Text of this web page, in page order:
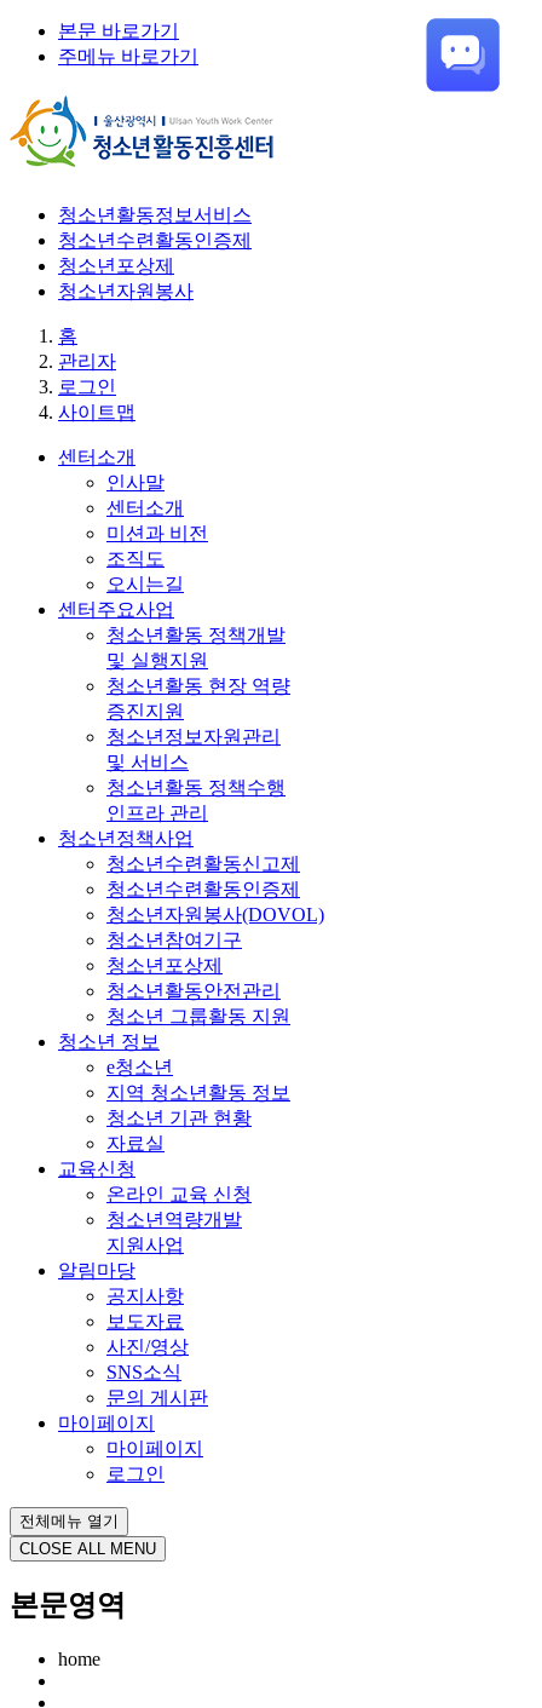
본문 바로가기
주메뉴 바로가기
청소년활동정보서비스
청소년수련활동인증제
청소년포상제
청소년자원봉사
홈
관리자
로그인
사이트맵
센터소개
인사말
센터소개
미션과 비전
조직도
오시는길
센터주요사업
청소년활동 정책개발
및 실행지원
청소년활동 현장 역량
증진지원
청소년정보자원관리
및 서비스
청소년활동 정책수행
인프라 관리
청소년정책사업
청소년수련활동신고제
청소년수련활동인증제
청소년자원봉사(DOVOL)
청소년참여기구
청소년포상제
청소년활동안전관리
청소년 그룹활동 지원
청소년 정보
e청소년
지역 청소년활동 정보
청소년 기관 현황
자료실
교육신청
온라인 교육 신청
청소년역량개발
지원사업
알림마당
공지사항
보도자료
사진/영상
SNS소식
문의 게시판
마이페이지
마이페이지
로그인
전체메뉴 열기
CLOSE ALL MENU
본문영역
home